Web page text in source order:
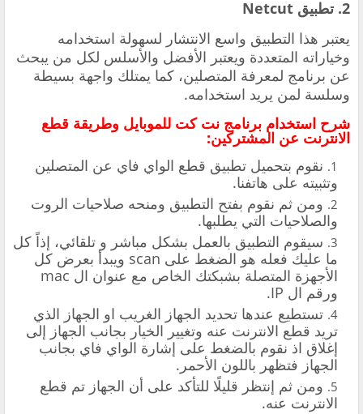
2. تطبيق Netcut
يعتبر هذا التطبيق واسع الانتشار لسهولة استخدامه
وخياراته المتعددة ويعتبر الأفضل والأسلس لكل من يبحث
عن برنامج لمعرفة المتصلين، كما يمتلك واجهة بسيطة
وسلسة لمن يريد استخدامه.
شرح استخدام برنامج نت كت للموبايل وطريقة قطع
الانترنت عن المشتركين:
نقوم بتحميل تطبيق قطع الواي فاي عن المتصلين
وتثبيته على هاتفنا.
ومن ثم نقوم بفتح التطبيق ومنحه صلاحيات الروت
والصلاحيات التي يطلبها.
سيقوم التطبيق بالعمل بشكل مباشر و تلقائي، إذاً كل
ما عليك فعله هو الضغط على scan ويبدأ بعرض كل
الأجهزة المتصلة بشبكتك الخاص مع عنوان ال mac
ورقم ال IP.
تستطيع عندها تحديد الجهاز الغريب او الجهاز الذي
تريد قطع الانترنت عنه وتغيير الخيار بجانب الجهاز إلى
إغلاق اذ نقوم بالضغط على إشارة الواي فاي بجانب
الجهاز فتظهر باللون الأحمر.
ومن ثم إنتظر قليلًا للتأكد على أن الجهاز تم قطع
الانترنت عنه.